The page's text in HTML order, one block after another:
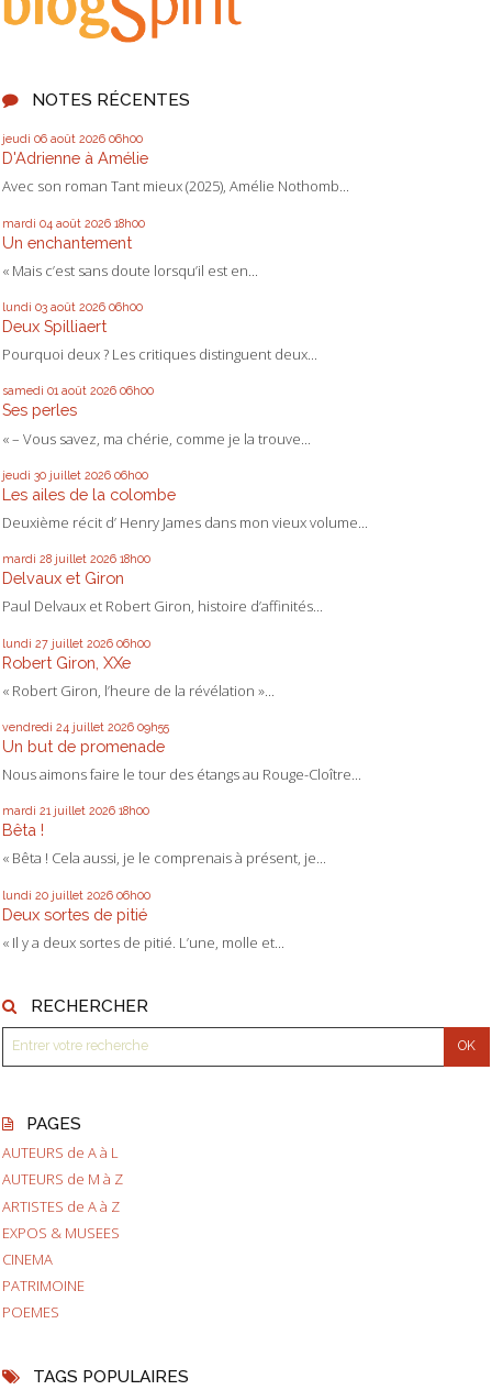
NOTES RÉCENTES
jeudi 06 août 2026 06h00
D'Adrienne à Amélie
Avec son roman Tant mieux (2025), Amélie Nothomb...
mardi 04 août 2026 18h00
Un enchantement
« Mais c’est sans doute lorsqu’il est en...
lundi 03 août 2026 06h00
Deux Spilliaert
Pourquoi deux ? Les critiques distinguent deux...
samedi 01 août 2026 06h00
Ses perles
« – Vous savez, ma chérie, comme je la trouve...
jeudi 30 juillet 2026 06h00
Les ailes de la colombe
Deuxième récit d’ Henry James dans mon vieux volume...
mardi 28 juillet 2026 18h00
Delvaux et Giron
Paul Delvaux et Robert Giron, histoire d’affinités...
lundi 27 juillet 2026 06h00
Robert Giron, XXe
« Robert Giron, l’heure de la révélation »...
vendredi 24 juillet 2026 09h55
Un but de promenade
Nous aimons faire le tour des étangs au Rouge-Cloître...
mardi 21 juillet 2026 18h00
Bêta !
« Bêta ! Cela aussi, je le comprenais à présent, je...
lundi 20 juillet 2026 06h00
Deux sortes de pitié
« Il y a deux sortes de pitié. L’une, molle et...
RECHERCHER
PAGES
AUTEURS de A à L
AUTEURS de M à Z
ARTISTES de A à Z
EXPOS & MUSEES
CINEMA
PATRIMOINE
POEMES
TAGS POPULAIRES